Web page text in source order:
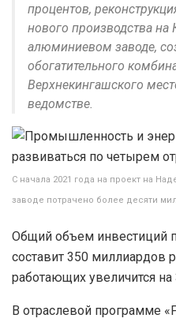
процентов,
нового производства на
алюминиевом заводе,
обогатительного
Верхнекингашского
ведомстве.
С начала 2021 года на проект на
заводе потрачено более десяти
Общий объем инвестиций
составит 350 миллиардов
работающих увеличится на
В отраслевой программе